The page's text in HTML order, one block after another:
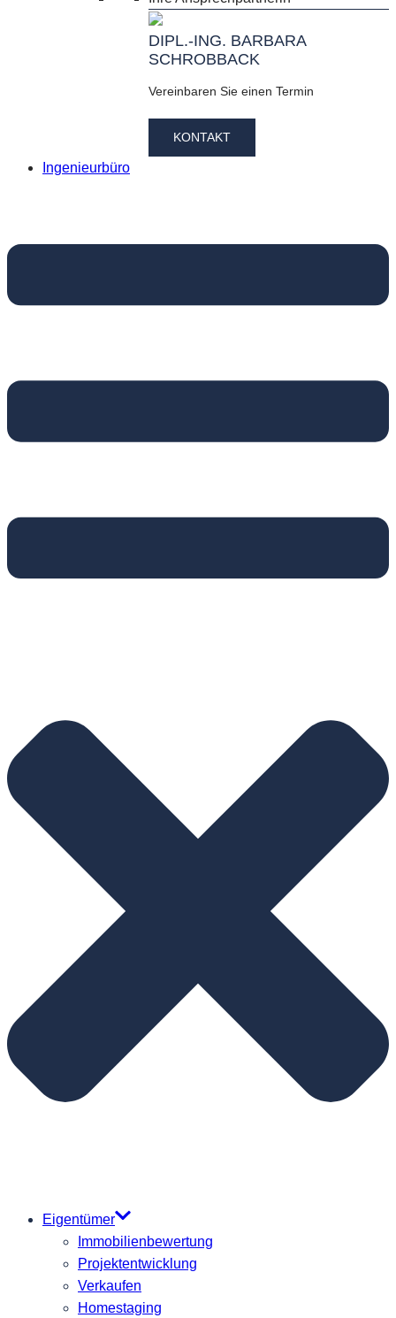
DIPL.-ING. BARBARA
SCHROBBACK
Vereinbaren Sie einen Termin
KONTAKT
Ingenieurbüro
Eigentümer
Immobilienbewertung
Projektentwicklung
Verkaufen
Homestaging